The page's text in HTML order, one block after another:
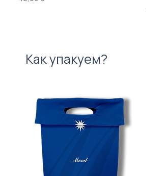
Цена
Как упакуем?